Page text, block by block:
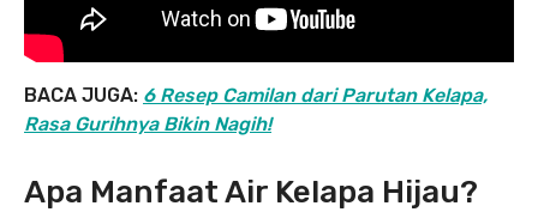
BACA JUGA: 6 Resep Camilan dari Parutan Kelapa,
Rasa Gurihnya Bikin Nagih!
Apa Manfaat Air Kelapa Hijau?